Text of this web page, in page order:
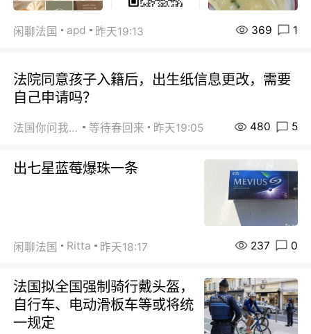
闲聊法国 apd 昨天19:13 369 1
法院同意孩子入籍后，出生纸信息更改，需要
自己申请吗？
法国你问我答 等待春回来 昨天19:05 480 5
出七星蓝莓爆珠一条
闲聊法国 Ritta 昨天18:17 237 0
法国拟全国强制骑行戴头盔，
自行车、电动滑板车等或将统
一规定